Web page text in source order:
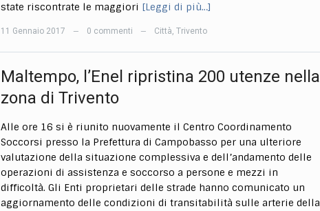
state riscontrate le maggiori [Leggi di più…]
11 Gennaio 2017 — 0 commenti — Città, Trivento
Maltempo, l’Enel ripristina 200 utenze nella
zona di Trivento
Alle ore 16 si è riunito nuovamente il Centro Coordinamento
Soccorsi presso la Prefettura di Campobasso per una ulteriore
valutazione della situazione complessiva e dell’andamento delle
operazioni di assistenza e soccorso a persone e mezzi in
difficoltà. Gli Enti proprietari delle strade hanno comunicato un
aggiornamento delle condizioni di transitabilità sulle arterie della